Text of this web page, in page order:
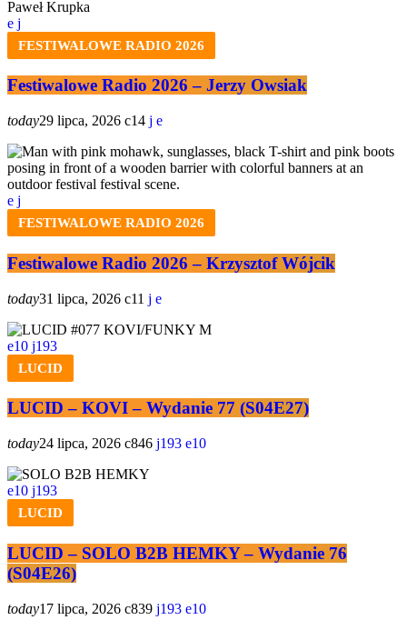
FESTIWALOWE RADIO 2026
Festiwalowe Radio 2026 – Jerzy Owsiak
today29 lipca, 2026 14
FESTIWALOWE RADIO 2026
Festiwalowe Radio 2026 – Krzysztof Wójcik
today31 lipca, 2026 11
10 193
LUCID
LUCID – KOVI – Wydanie 77 (S04E27)
today24 lipca, 2026 846 193 10
10 193
LUCID
LUCID – SOLO B2B HEMKY – Wydanie 76
(S04E26)
today17 lipca, 2026 839 193
10